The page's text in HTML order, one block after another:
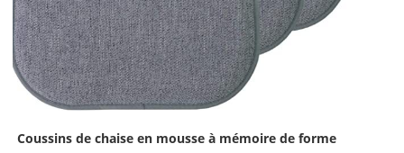
Coussins de chaise en mousse à mémoire de forme